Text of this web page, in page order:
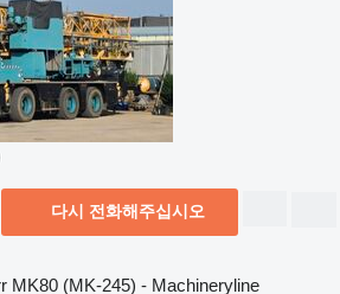
다시 전화해주십시오